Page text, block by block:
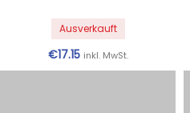
Ausverkauft
€17.15 inkl. MwSt.